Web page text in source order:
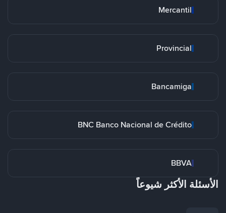
Mercantil
Provincial
Bancamiga
BNC Banco Nacional de Crédito
BBVA
الأسئلة الأكثر شيوعاً